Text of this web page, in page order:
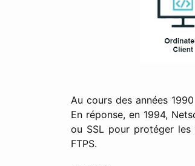
Au cours des années
En réponse, en 1994,
ou SSL pour protéger les
FTPS.